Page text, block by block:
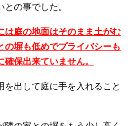
の事でした。
は庭の地面はそのまま土がむ
の塀も低めでプライバシーも
保出来ていません。
を出して庭に手を入れること